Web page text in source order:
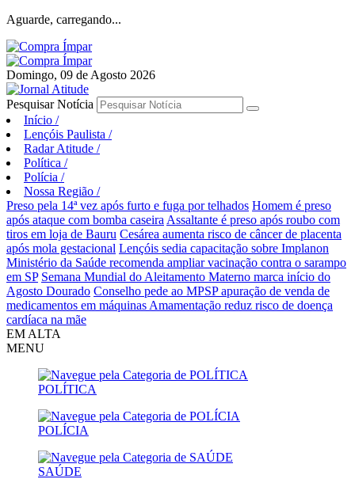
Aguarde, carregando...
Domingo, 09 de Agosto 2026
Pesquisar Notícia
Início /
Lençóis Paulista /
Radar Atitude /
Política /
Polícia /
Nossa Região /
Preso pela 14ª vez após furto e fuga por telhados Homem é preso
após ataque com bomba caseira Assaltante é preso após roubo com
tiros em loja de Bauru Cesárea aumenta risco de câncer de placenta
após mola gestacional Lençóis sedia capacitação sobre Implanon
Ministério da Saúde recomenda ampliar vacinação contra o sarampo
em SP Semana Mundial do Aleitamento Materno marca início do
Agosto Dourado Conselho pede ao MPSP apuração de venda de
medicamentos em máquinas Amamentação reduz risco de doença
cardíaca na mãe
EM ALTA
MENU
POLÍTICA
POLÍCIA
SAÚDE